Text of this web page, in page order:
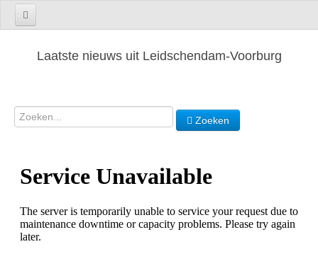
Laatste nieuws uit Leidschendam-Voorburg
Zoeken